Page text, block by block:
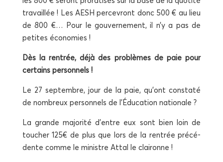
tra­vaillée ! Les AESH per­ce­vront donc 500 € au lieu
de 800 €… Pour le gou­ver­ne­ment, il n’y a pas de
petites économies !
Dès la ren­trée, déjà des pro­blèmes de paie pour
cer­tains personnels !
Le 27 sep­tembre, jour de la paie, qu’ont consta­té
de nom­breux per­son­nels de l’Éducation nationale ?
La grande majo­ri­té d’entre eux sont bien loin de
tou­cher 125€ de plus que lors de la ren­trée pré­cé­
dente comme le ministre Attal le claironne !